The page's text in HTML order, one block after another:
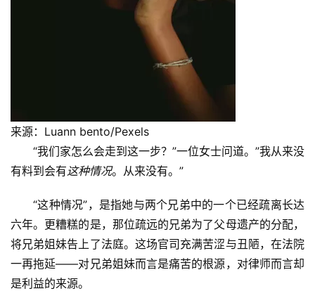
来源：Luann bento/Pexels
“我们家怎么会走到这一步？”一位女士问道。”我从来没
有料到会有这种情况。从来没有。”
“这种情况”，是指她与两个兄弟中的一个已经疏离长达
六年。更糟糕的是，那位疏远的兄弟为了父母遗产的分配，
将兄弟姐妹告上了法庭。这场官司充满苦涩与丑陋，在法院
一再拖延——对兄弟姐妹而言是痛苦的根源，对律师而言却
是利益的来源。